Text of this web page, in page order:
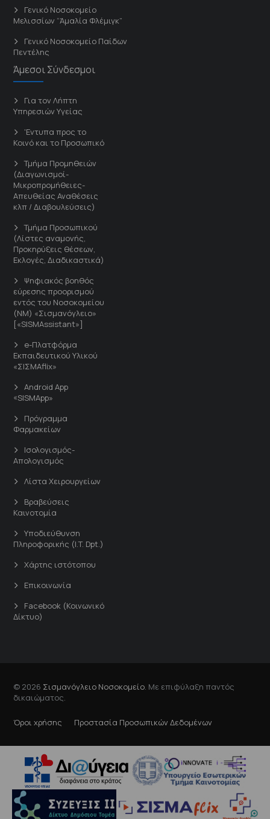
Γενικό Νοσοκομείο
Μελισσίων “Άμαλία Φλέμιγκ”
Γενικό Νοσοκομείο Παίδων
Πεντέλης
Άμεσοι Σύνδεσμοι
Για τον Λήπτη
Υπηρεσιών Υγείας
'Εντυπα προς το
Κοινό και το Προσωπικό
Τμήμα Προμηθειών
(Διαγωνισμοί-
Μικροπρομήθειες-
Απευθείας Αναθέσεις
κλπ / Διαβουλεύσεις)
Τμήμα Προσωπικού
(Λίστες αναμονής,
Προκηρύξεις θέσεων,
Εκλογές, Διαδικαστικά)
Ψηφιακός βοηθός
εύρεσης προορισμού
εντός του Νοσοκομείου
(ΝΜ) «Σισμανόγλειο»
[«SISMAssistant»]
e-Πλατφόρμα
Εκπαιδευτικού Υλικού
«ΣΙΣΜΑflix»
Android App
«SISMApp»
Πρόγραμμα
Φαρμακείων
Ισολογισμός-
Απολογισμός
Λίστα Χειρουργείων
Βραβεύσεις
Καινοτομία
Υποδιεύθυνση
Πληροφορικής (I.T. Dpt.)
Χάρτης ιστότοπου
Επικοινωνία
Facebook (Κοινωνικό
Δίκτυο)
© 2026 Σισμανόγλειο Νοσοκομείο . Με επιφύλαξη παντός
δικαιώματος.
Όροι χρήσης Προστασία Προσωπικών Δεδομένων